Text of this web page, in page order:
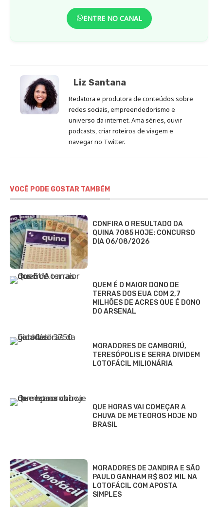
ENTRE NO CANAL
Liz Santana
Redatora e produtora de conteúdos sobre
redes sociais, empreendedorismo e
universo da internet. Ama séries, ouvir
podcasts, criar roteiros de viagem e
navegar no Twitter.
VOCÊ PODE GOSTAR TAMBÉM
CONFIRA O RESULTADO DA
QUINA 7085 HOJE: CONCURSO
DIA 06/08/2026
QUEM É O MAIOR DONO DE
TERRAS DOS EUA COM 2,7
MILHÕES DE ACRES QUE É DONO
DO ARSENAL
MORADORES DE CAMBORIÚ,
TERESÓPOLIS E SERRA DIVIDEM
LOTOFÁCIL MILIONÁRIA
QUE HORAS VAI COMEÇAR A
CHUVA DE METEOROS HOJE NO
BRASIL
MORADORES DE JANDIRA E SÃO
PAULO GANHAM R$ 802 MIL NA
LOTOFÁCIL COM APOSTA
SIMPLES